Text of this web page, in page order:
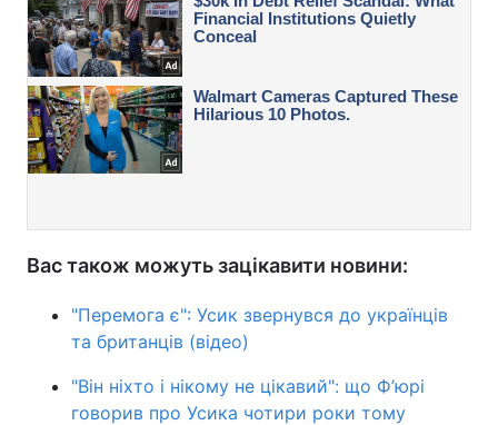
Вас також можуть зацікавити новини:
"Перемога є": Усик звернувся до українців
та британців (відео)
"Він ніхто і нікому не цікавий": що Ф’юрі
говорив про Усика чотири роки тому